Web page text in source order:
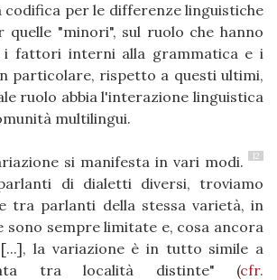
codifica per le differenze linguistiche
quelle "minori", sul ruolo che hanno
i fattori interni alla grammatica e i
particolare, rispetto a questi ultimi,
ruolo abbia l'interazione linguistica
multilingui.
12
si manifesta in vari modi.
di dialetti diversi, troviamo
tra parlanti della stessa varietà, in
sono sempre limitate e, cosa ancora
la variazione è in tutto simile a
tra località distinte" (cfr.